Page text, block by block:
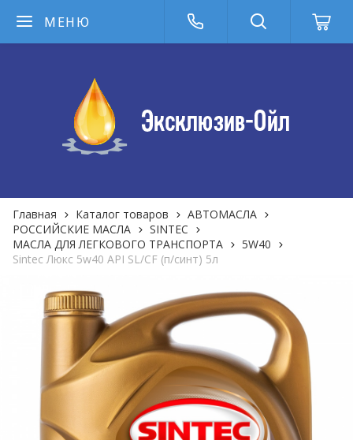
МЕНЮ
Главная Каталог товаров
АВТОМАСЛА
РОССИЙСКИЕ МАСЛА
SINTEC
МАСЛА ДЛЯ ЛЕГКОВОГО ТРАНСПОРТА
5W40
Sintec Люкс 5w40 API SL/CF (п/синт) 5л